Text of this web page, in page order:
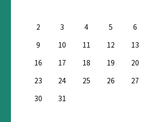
2
3 4 5 6
9
10 11 12 13
16
17 18 19 20
23
24 25 26 27
30
31